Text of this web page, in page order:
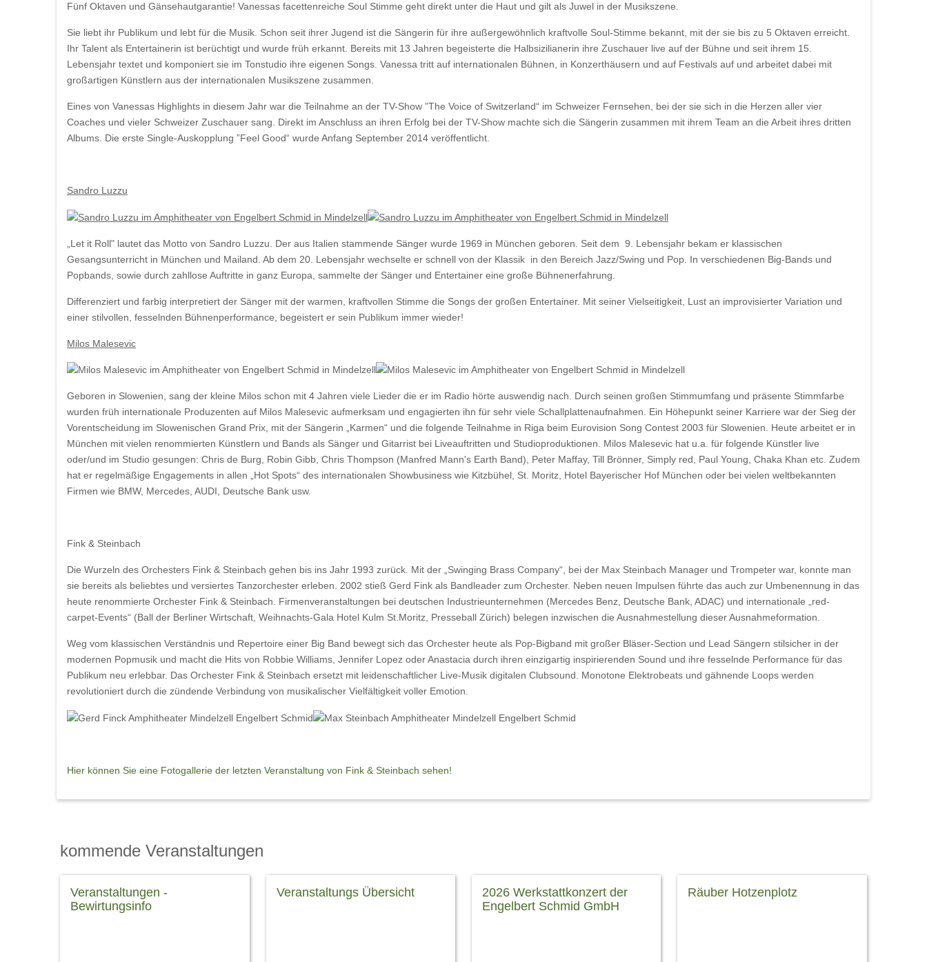
Fünf Oktaven und Gänsehautgarantie! Vanessas facettenreiche Soul Stimme geht direkt unter die Haut und gilt als Juwel in der Musikszene.
Sie liebt ihr Publikum und lebt für die Musik. Schon seit ihrer Jugend ist die Sängerin für ihre außergewöhnlich kraftvolle Soul-Stimme bekannt, mit der sie bis zu 5 Oktaven erreicht.
Ihr Talent als Entertainerin ist berüchtigt und wurde früh erkannt. Bereits mit 13 Jahren begeisterte die Halbsizilianerin ihre Zuschauer live auf der Bühne und seit ihrem 15.
Lebensjahr textet und komponiert sie im Tonstudio ihre eigenen Songs. Vanessa tritt auf internationalen Bühnen, in Konzerthäusern und auf Festivals auf und arbeitet dabei mit
großartigen Künstlern aus der internationalen Musikszene zusammen.
Eines von Vanessas Highlights in diesem Jahr war die Teilnahme an der TV-Show ”The Voice of Switzerland“ im Schweizer Fernsehen, bei der sie sich in die Herzen aller vier
Coaches und vieler Schweizer Zuschauer sang. Direkt im Anschluss an ihren Erfolg bei der TV-Show machte sich die Sängerin zusammen mit ihrem Team an die Arbeit ihres dritten
Albums. Die erste Single-Auskopplung ”Feel Good“ wurde Anfang September 2014 veröffentlicht.
Sandro Luzzu
„Let it Roll" lautet das Motto von Sandro Luzzu. Der aus Italien stammende Sänger wurde 1969 in München geboren. Seit dem 9. Lebensjahr bekam er klassischen
Gesangsunterricht in München und Mailand. Ab dem 20. Lebensjahr wechselte er schnell von der Klassik in den Bereich Jazz/Swing und Pop. In verschiedenen Big-Bands und
Popbands, sowie durch zahllose Auftritte in ganz Europa, sammelte der Sänger und Entertainer eine große Bühnenerfahrung.
Differenziert und farbig interpretiert der Sänger mit der warmen, kraftvollen Stimme die Songs der großen Entertainer. Mit seiner Vielseitigkeit, Lust an improvisierter Variation und
einer stilvollen, fesselnden Bühnenperformance, begeistert er sein Publikum immer wieder!
Milos Malesevic
Geboren in Slowenien, sang der kleine Milos schon mit 4 Jahren viele Lieder die er im Radio hörte auswendig nach. Durch seinen großen Stimmumfang und präsente Stimmfarbe
wurden früh internationale Produzenten auf Milos Malesevic aufmerksam und engagierten ihn für sehr viele Schallplattenaufnahmen. Ein Höhepunkt seiner Karriere war der Sieg der
Vorentscheidung im Slowenischen Grand Prix, mit der Sängerin „Karmen“ und die folgende Teilnahme in Riga beim Eurovision Song Contest 2003 für Slowenien. Heute arbeitet er in
München mit vielen renommierten Künstlern und Bands als Sänger und Gitarrist bei Liveauftritten und Studioproduktionen. Milos Malesevic hat u.a. für folgende Künstler live
oder/und im Studio gesungen: Chris de Burg, Robin Gibb, Chris Thompson (Manfred Mann's Earth Band), Peter Maffay, Till Brönner, Simply red, Paul Young, Chaka Khan etc. Zudem
hat er regelmäßige Engagements in allen „Hot Spots“ des internationalen Showbusiness wie Kitzbühel, St. Moritz, Hotel Bayerischer Hof München oder bei vielen weltbekannten
Firmen wie BMW, Mercedes, AUDI, Deutsche Bank usw.
Fink & Steinbach
Die Wurzeln des Orchesters Fink & Steinbach gehen bis ins Jahr 1993 zurück. Mit der „Swinging Brass Company“, bei der Max Steinbach Manager und Trompeter war, konnte man
sie bereits als beliebtes und versiertes Tanzorchester erleben. 2002 stieß Gerd Fink als Bandleader zum Orchester. Neben neuen Impulsen führte das auch zur Umbenennung in das
heute renommierte Orchester Fink & Steinbach. Firmenveranstaltungen bei deutschen Industrieunternehmen (Mercedes Benz, Deutsche Bank, ADAC) und internationale „red-
carpet-Events“ (Ball der Berliner Wirtschaft, Weihnachts-Gala Hotel Kulm St.Moritz, Presseball Zürich) belegen inzwischen die Ausnahmestellung dieser Ausnahmeformation.
Weg vom klassischen Verständnis und Repertoire einer Big Band bewegt sich das Orchester heute als Pop-Bigband mit großer Bläser-Section und Lead Sängern stilsicher in der
modernen Popmusik und macht die Hits von Robbie Williams, Jennifer Lopez oder Anastacia durch ihren einzigartig inspirierenden Sound und ihre fesselnde Performance für das
Publikum neu erlebbar. Das Orchester Fink & Steinbach ersetzt mit leidenschaftlicher Live-Musik digitalen Clubsound. Monotone Elektrobeats und gähnende Loops werden
revolutioniert durch die zündende Verbindung von musikalischer Vielfältigkeit voller Emotion.
Hier können Sie eine Fotogallerie der letzten Veranstaltung von Fink & Steinbach sehen!
kommende Veranstaltungen
Veranstaltungen -
Bewirtungsinfo
Veranstaltungs Übersicht
2026 Werkstattkonzert der
Engelbert Schmid GmbH
Räuber Hotzenplotz